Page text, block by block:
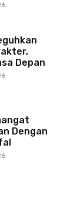
Depan
Dengan